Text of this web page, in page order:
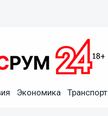
Экономика Транспорт
в